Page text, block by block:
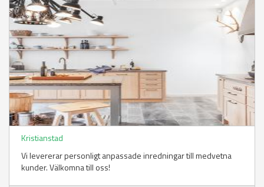
Kristianstad
Vi levererar personligt anpassade inredningar till medvetna
kunder. Välkomna till oss!